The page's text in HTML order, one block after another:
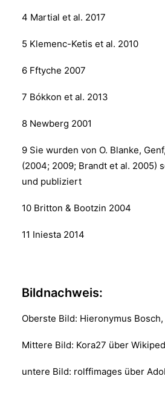
4 Martial et al. 2017
5 Klemenc-Ketis et al. 2010
6 Fftyche 2007
7 Bókkon et al. 2013
8 Newberg 2001
9 Sie wurden von O. Blanke,
(2004; 2009; Brandt et al. 2005)
und publiziert
10 Britton & Bootzin 2004
11 Iniesta 2014
Bildnachweis:
Oberste Bild: Hieronymus
Mittere Bild: Kora27 über
untere Bild: rolffimages über